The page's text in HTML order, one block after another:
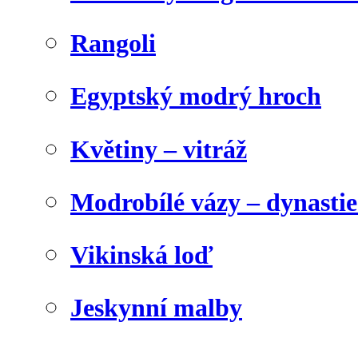
Rangoli
Egyptský modrý hroch
Květiny – vitráž
Modrobílé vázy –
Vikinská loď
Jeskynní malby